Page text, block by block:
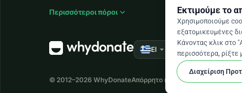
Περισσότεροι πόροιexpand_more
El arrow_drop_down ★★★★★ 4,9 / 5
© 2012–2026 WhyDonateΑπόρρητο και cookies Όροι και
Εκτιμούμε το
Χρησιμοποιούμε
εξατομικευμένες
Κάνοντας κλικ στο
περισσότερα, ρίξτε
Διαχείριση